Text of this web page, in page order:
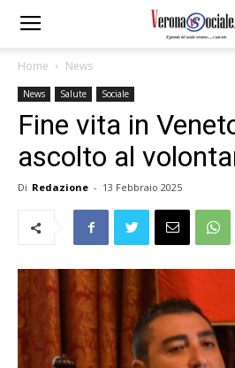
Home News
News Salute Sociale
Fine vita in
ascolto al
Di Redazione - 13 Febbraio 2025